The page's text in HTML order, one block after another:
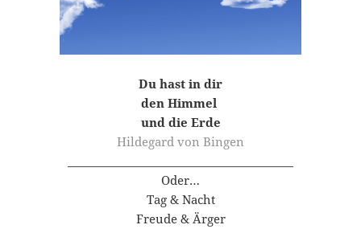
Du hast in dir
den Himmel
und die Erde
Hildegard von Bingen
Oder…
Tag & Nacht
Freude & Ärger